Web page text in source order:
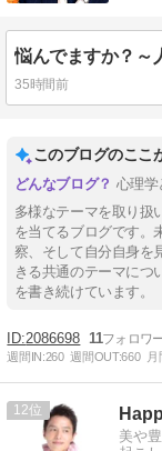
35時間前
このブログのここ
心理学
多様なテーマを取り扱
を当てるブログです。
察、そして自分自身を
きる共通のテーマにつ
を書き続けています。
2086698 11
週間IN:260 週間OUT:660 月
12
美や